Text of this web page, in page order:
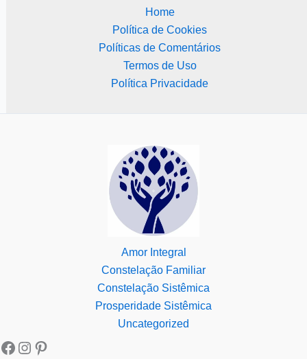
Home
Política de Cookies
Políticas de Comentários
Termos de Uso
Política Privacidade
Amor Integral
Constelação Familiar
Constelação Sistêmica
Prosperidade Sistêmica
Uncategorized